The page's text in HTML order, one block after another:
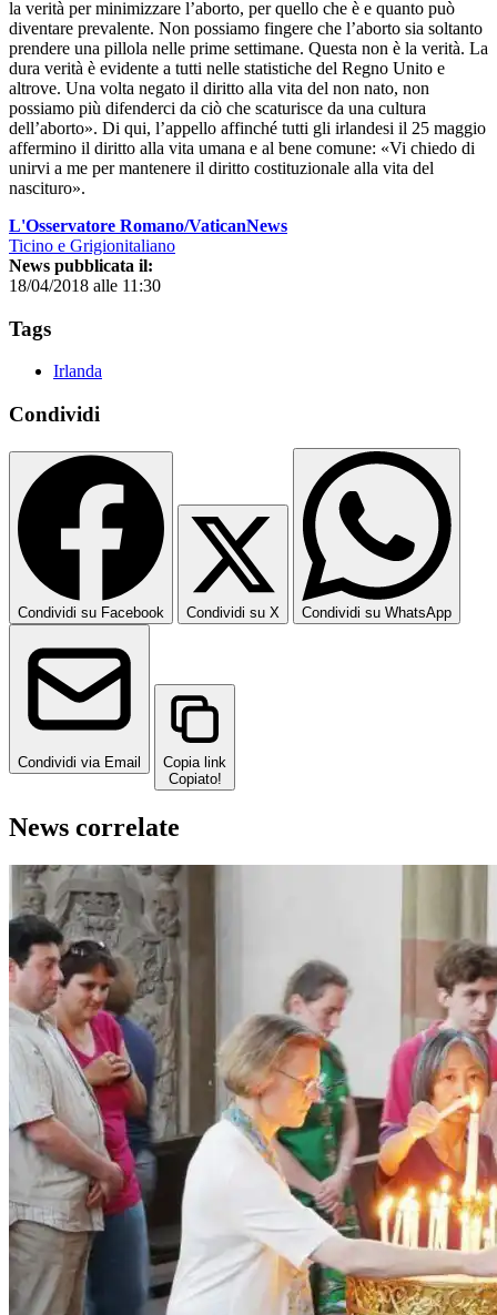
la verità per minimizzare l’aborto, per quello che è e quanto può
diventare prevalente. Non possiamo fingere che l’aborto sia soltanto
prendere una pillola nelle prime settimane. Questa non è la verità. La
dura verità è evidente a tutti nelle statistiche del Regno Unito e
altrove. Una volta negato il diritto alla vita del non nato, non
possiamo più difenderci da ciò che scaturisce da una cultura
dell’aborto». Di qui, l’appello affinché tutti gli irlandesi il 25 maggio
affermino il diritto alla vita umana e al bene comune: «Vi chiedo di
unirvi a me per mantenere il diritto costituzionale alla vita del
nascituro».
L'Osservatore Romano/VaticanNews
Ticino e Grigionitaliano
News pubblicata il:
18/04/2018 alle 11:30
Tags
Irlanda
Condividi
Condividi su Facebook Condividi su X Condividi su WhatsApp
Condividi via Email
Copia link
Copiato!
News correlate